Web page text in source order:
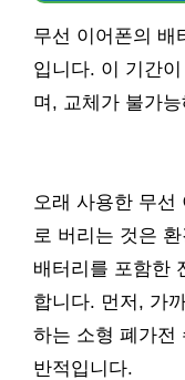
무선 이어폰의 배
입니다. 이 기간
며, 교체가 불가
오래 사용한 무선
로 버리는 것은
배터리를 포함한
합니다. 먼저, 가
하는 소형 폐가전
반적입니다.